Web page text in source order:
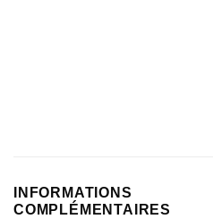
INFORMATIONS
COMPLÉMENTAIRES